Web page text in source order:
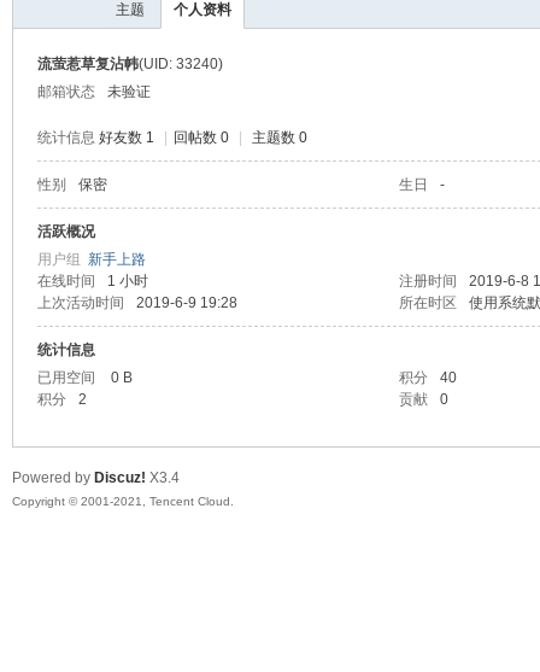
主题 个人资料
流萤惹草复沾帏(UID: 33240)
邮箱状态
未验证
统计信息 好友数 1 回帖数 0 主题数 0
性别 保密 生日 -
活跃概况
用户组 新手上路
在线时间
1 小时 注册时间
2019-6-8
上次活动时间
2019-6-9 19:28 所在时区 使用系统
统计信息
已用空间
0 B 积分
40
积分
2 贡献 0
Powered by Discuz! X3.4
Copyright © 2001-2021, Tencent Cloud.